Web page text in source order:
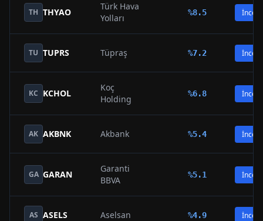
TH THYAO
Türk Hava
Yolları
%8.5 İncele
TU TUPRS Tüpraş %7.2 İncele
KC KCHOL
Koç
Holding
%6.8 İncele
AK AKBNK Akbank %5.4 İncele
GA GARAN
Garanti
BBVA
%5.1 İncele
AS ASELS Aselsan %4.9 İncele